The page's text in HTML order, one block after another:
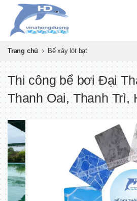
Trang chủ Bể xây lót bạt
Thi công bể bơi Đại
Thanh Oai, Thanh Trì,